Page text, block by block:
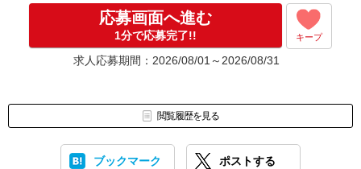
応募画面へ進む
1分で応募完了!! キープ
求人応募期間：2026/08/01～2026/08/31
閲覧履歴を見る
ブックマーク ポストする